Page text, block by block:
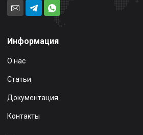
Информация
О нас
Статьи
Документация
Контакты